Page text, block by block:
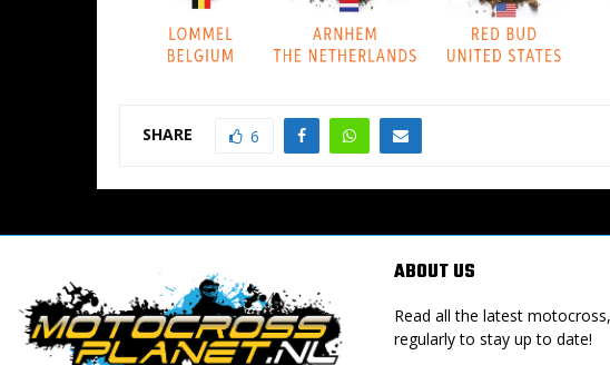
SHARE 6
ABOUT US
Read all the latest
regularly to stay up to date!